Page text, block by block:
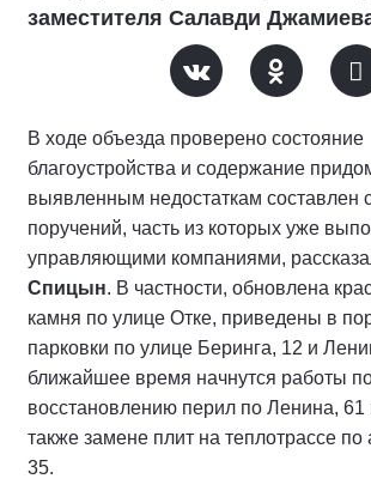
заместителя Салавди
В ходе объезда проверено состояние
благоустройства и содержание
выявленным недостаткам составлен
поручений, часть из которых уже
управляющими компаниями,
Спицын. В частности, обновлена
камня по улице Отке, приведены в
парковки по улице Беринга, 12 и
ближайшее время начнутся работы
восстановлению перил по Ленина, 61
также замене плит на теплотрассе
35.